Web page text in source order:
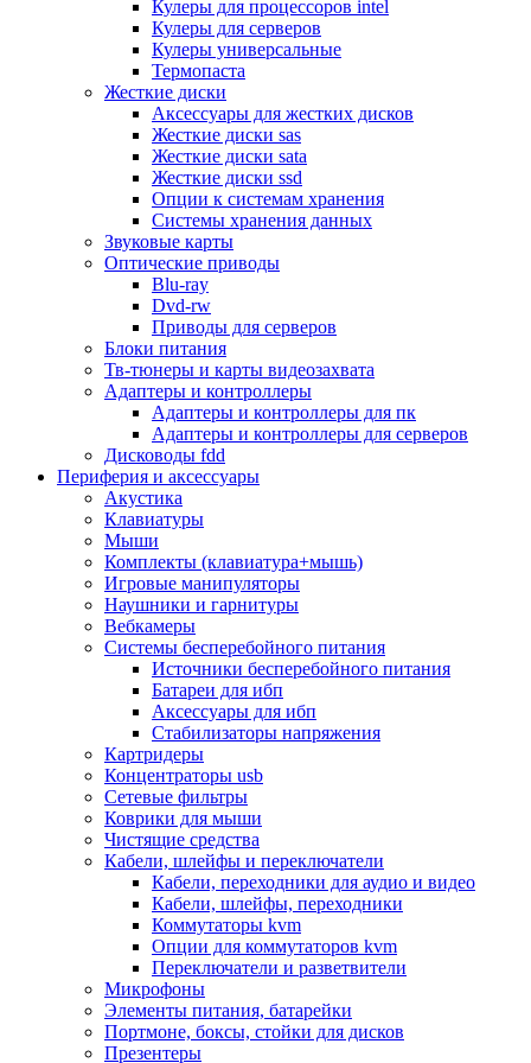
Микрофоны
Элементы питания, батарейки
Портмоне, боксы, стойки для дисков
Презентеры
Виртуальные очки
Аксессуары и опции для ноутбуков
Клавиатуры для ноутбуков
Сумки
Адаптеры и зарядные устройства
Подставки
Док станции, порт репликаторы
Батареи
Разное
Носители информации
Внешние жесткие диски
Карты памяти
Оптические носители
Blu-ray
Cd-r
Cd-rw
Dvd-r
Dvdrw
Серверы
Программное обеспечение
Операционные системы
Антивирусное по
Офисные приложения
Неттопы, тонкие клиенты, платформы nuc
Микрокомпьютеры
Опции для компьютеров
Бытовая техника
Кухонная техника
Блендеры, измельчители
Блинницы
Вакуумные упаковщики
Весы кухонные
Гриль
Дистилляторы
Йогуртницы
Кофеварки и кофемашины
Кофемолки
Кухонные комбайны
Ломтерезки
Микроволновые печи
Миксеры
Мини-печи
Мойки
Мультиварки
Кулеры для процессоров intel
Кулеры для серверов
Кулеры универсальные
Термопаста
Жесткие диски
Аксессуары для жестких дисков
Жесткие диски sas
Жесткие диски sata
Жесткие диски ssd
Опции к системам хранения
Системы хранения данных
Звуковые карты
Оптические приводы
Blu-ray
Dvd-rw
Приводы для серверов
Блоки питания
Тв-тюнеры и карты видеозахвата
Адаптеры и контроллеры
Адаптеры и контроллеры для пк
Адаптеры и контроллеры для серверов
Дисководы fdd
Периферия и аксессуары
Акустика
Клавиатуры
Мыши
Комплекты (клавиатура+мышь)
Игровые манипуляторы
Наушники и гарнитуры
Вебкамеры
Системы бесперебойного питания
Источники бесперебойного питания
Батареи для ибп
Аксессуары для ибп
Стабилизаторы напряжения
Картридеры
Концентраторы usb
Сетевые фильтры
Коврики для мыши
Чистящие средства
Кабели, шлейфы и переключатели
Кабели, переходники для аудио и видео
Кабели, шлейфы, переходники
Коммутаторы kvm
Опции для коммутаторов kvm
Переключатели и разветвители
Микрофоны
Элементы питания, батарейки
Портмоне, боксы, стойки для дисков
Презентеры